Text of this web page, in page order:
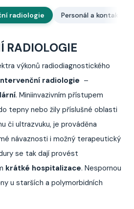
radiologie Personál a kontakty
RADIOLOGIE
výkonů radiodiagnostického
radiologie –
. Miniinvazivním přístupem
tepny nebo žily příslušné oblasti
či ultrazvuku, je prováděna
návaznosti i možný terapeutický
se tak dají provést
krátké hospitalizace. Nespornou
u starších a polymorbidních